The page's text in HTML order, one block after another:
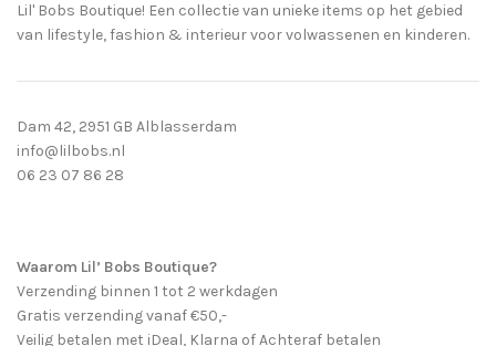
Lil' Bobs Boutique! Een collectie van unieke items op het gebied
van lifestyle, fashion & interieur voor volwassenen en kinderen.
Dam 42, 2951 GB Alblasserdam
info@lilbobs.nl
06 23 07 86 28
Waarom Lil’ Bobs Boutique?
Verzending binnen 1 tot 2 werkdagen
Gratis verzending vanaf €50,-
Veilig betalen met iDeal, Klarna of Achteraf betalen